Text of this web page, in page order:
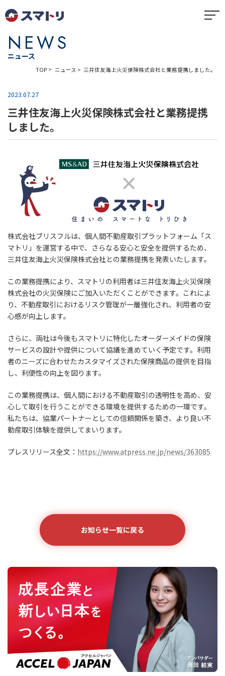
NEWS
ニュース
TOP ニュース 三井住友海上火災保険株式会社と業務提携しました。
2023.07.27
三井住友海上火災保険株式会社と業務提携
しました。
株式会社ブリスフルは、個人間不動産取引プラットフォーム「ス
マトリ」を運営する中で、さらなる安心と安全を提供するため、
三井住友海上火災保険株式会社との業務提携を発表いたします。
この業務提携により、スマトリの利用者は三井住友海上火災保険
株式会社の火災保険にご加入いただくことができます。これによ
り、不動産取引におけるリスク管理が一層強化され、利用者の安
心感が向上します。
さらに、両社は今後もスマトリに特化したオーダーメイドの保険
サービスの設計や提供について協議を進めていく予定です。利用
者のニーズに合わせたカスタマイズされた保険商品の提供を目指
し、利便性の向上を図ります。
この業務提携は、個人間における不動産取引の透明性を高め、安
心して取引を行うことができる環境を提供するための一環です。
私たちは、協業パートナーとしての信頼関係を築き、より良い不
動産取引体験を提供してまいります。
プレスリリース全文： https://www.atpress.ne.jp/news/363085
お知らせ一覧に戻る